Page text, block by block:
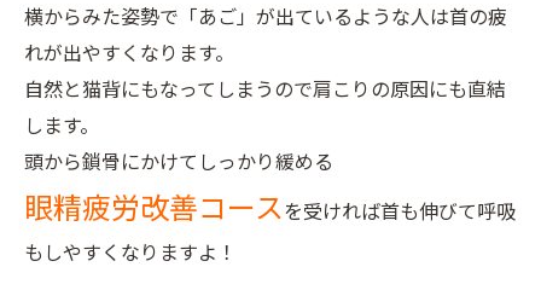
横からみた姿勢で「あご」が出ているような人は首の疲
れが出やすくなります。
自然と猫背にもなってしまうので肩こりの原因にも直結
します。
頭から鎖骨にかけてしっかり緩める
眼精疲労改善コースを受ければ首も伸びて呼吸
もしやすくなりますよ！